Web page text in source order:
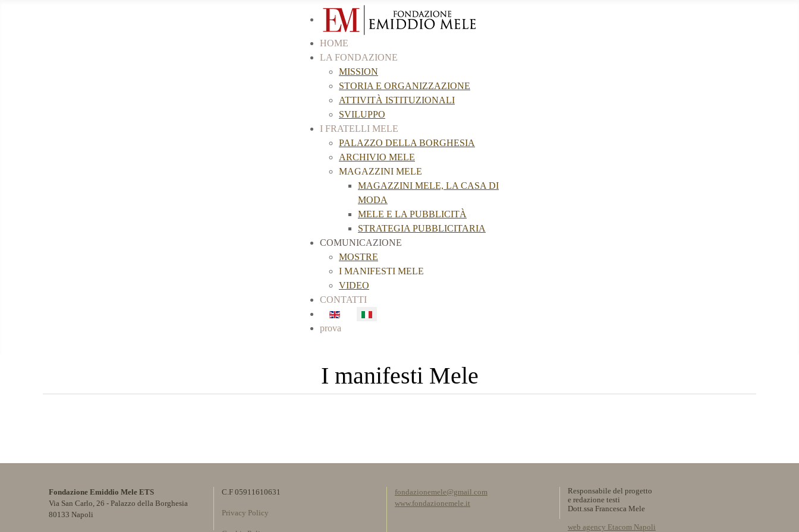
HOME
LA FONDAZIONE
MISSION
STORIA E ORGANIZZAZIONE
ATTIVITÀ ISTITUZIONALI
SVILUPPO
I FRATELLI MELE
PALAZZO DELLA BORGHESIA
ARCHIVIO MELE
MAGAZZINI MELE
MAGAZZINI MELE, LA CASA DI
MODA
MELE E LA PUBBLICITÀ
STRATEGIA PUBBLICITARIA
COMUNICAZIONE
MOSTRE
I MANIFESTI MELE
VIDEO
CONTATTI
Seleziona la tua lingua
prova
I manifesti Mele
Fondazione Emiddio Mele ETS
Via San Carlo, 26 - Palazzo della Borghesia
80133 Napoli
C.F 05911610631
Privacy Policy
fondazionemele@gmail.com
www.fondazionemele.it
Responsabile del progetto
e redazione testi
Dott.ssa Francesca Mele
web agency Etacom Napoli